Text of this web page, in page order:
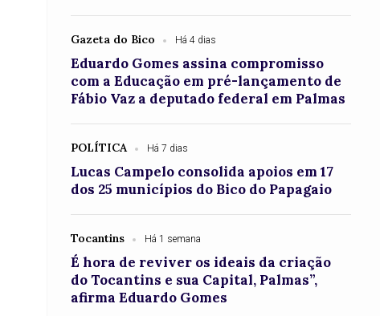
Gazeta do Bico Há 4 dias
Eduardo Gomes assina compromisso
com a Educação em pré-lançamento de
Fábio Vaz a deputado federal em Palmas
POLÍTICA Há 7 dias
Lucas Campelo consolida apoios em 17
dos 25 municípios do Bico do Papagaio
Tocantins Há 1 semana
É hora de reviver os ideais da criação
do Tocantins e sua Capital, Palmas”,
afirma Eduardo Gomes